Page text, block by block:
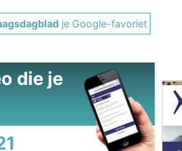
je Google-favoriet
die je